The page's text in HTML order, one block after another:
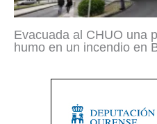
Evacuada al CHUO una
humo en un incendio en